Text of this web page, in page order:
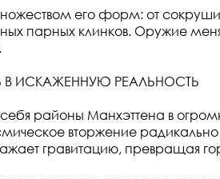
его форм: от
парных клинков. Оружие
В ИСКАЖЕННУЮ РЕАЛЬНОСТЬ
себя районы Манхэттена в
вторжение
гравитацию, превращая